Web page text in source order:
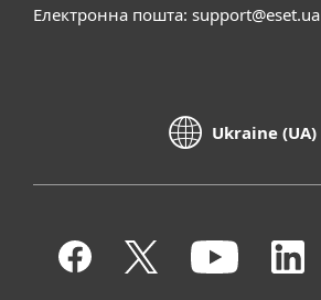
Електронна пошта: support@eset.ua
Ukraine (UA)